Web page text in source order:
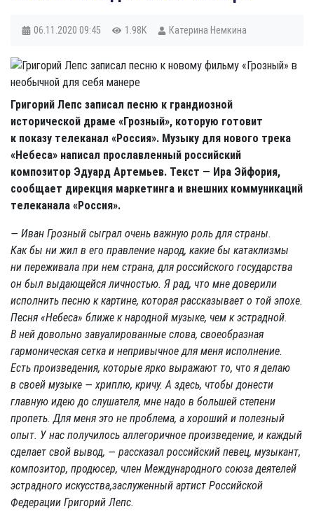
06.11.2020 09:45 1.98K Катерина Немкина
Григорий Лепс записал песню к грандиозной
исторической драме «Грозный», которую готовит
к показу телеканал «Россия». Музыку для нового трека
«Небеса» написал прославленный российский
композитор Эдуард Артемьев. Текст — Ира Эйфория,
сообщает дирекция маркетинга и внешних коммуникаций
телеканала «Россия».
— Иван Грозный сыграл очень важную роль для страны.
Как бы ни жил в его правление народ, какие бы катаклизмы
ни переживала при нем страна, для российского государства
он был выдающейся личностью. Я рад, что мне доверили
исполнить песню к картине, которая рассказывает о той эпохе.
Песня «Небеса» ближе к народной музыке, чем к эстрадной.
В ней довольно завуалированные слова, своеобразная
гармоническая сетка и непривычное для меня исполнение.
Есть произведения, которые ярко выражают то, что я делаю
в своей музыке — хриплю, кричу. А здесь, чтобы донести
главную идею до слушателя, мне надо в большей степени
пропеть. Для меня это не проблема, а хороший и полезный
опыт. У нас получилось аллегоричное произведение, и каждый
сделает свой вывод, — рассказал российский певец, музыкант,
композитор, продюсер, член Международного союза деятелей
эстрадного искусства,заслуженный артист Российской
Федерации Григорий Лепс.